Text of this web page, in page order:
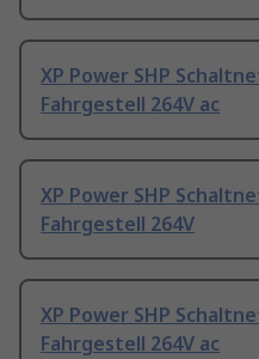
XP Power SHP
Fahrgestell 264V ac
XP Power SHP
Fahrgestell 264V
XP Power SHP
Fahrgestell 264V ac